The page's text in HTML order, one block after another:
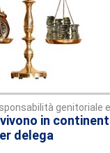
genitoriale
in
delega